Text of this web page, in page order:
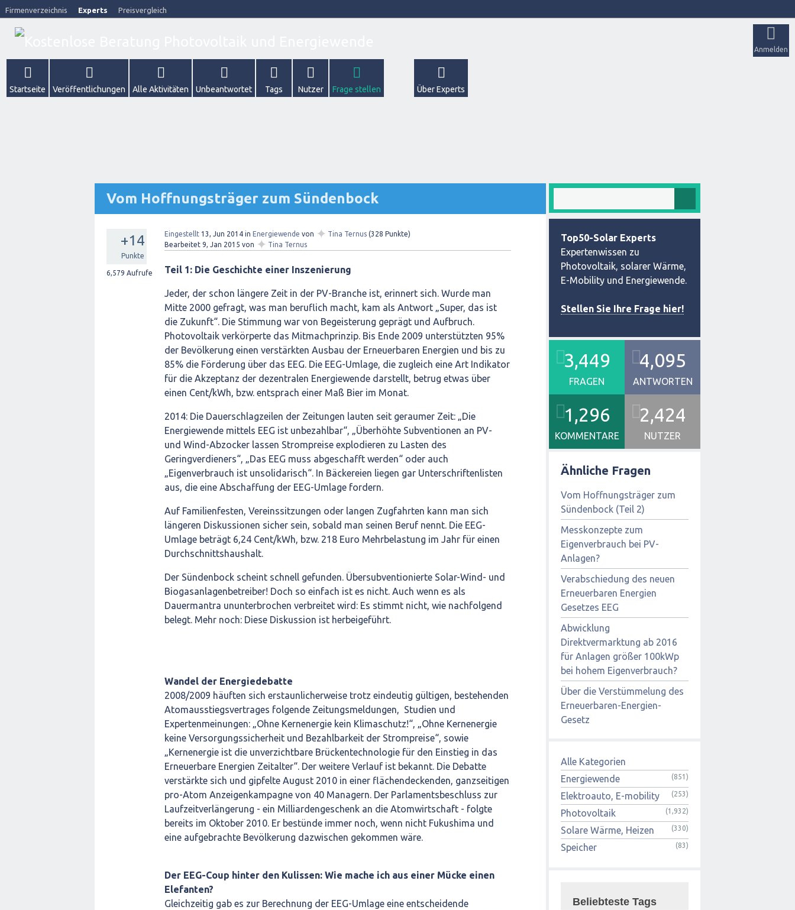
Firmenverzeichnis Experts Preisvergleich
Anmelden
Startseite Veröffentlichungen Alle Aktivitäten Unbeantwortet Tags Nutzer Frage stellen Über Experts
Vom Hoffnungsträger zum Sündenbock
+14
Punkte
6,579 Aufrufe
Eingestellt 13, Jun 2014 in Energiewende von ✦ Tina Ternus (328 Punkte)
Bearbeitet 9, Jan 2015 von ✦ Tina Ternus
Teil 1: Die Geschichte einer Inszenierung
Jeder, der schon längere Zeit in der PV-Branche ist, erinnert sich. Wurde man
Mitte 2000 gefragt, was man beruflich macht, kam als Antwort „Super, das ist
die Zukunft“. Die Stimmung war von Begeisterung geprägt und Aufbruch.
Photovoltaik verkörperte das Mitmachprinzip. Bis Ende 2009 unterstützten 95%
der Bevölkerung einen verstärkten Ausbau der Erneuerbaren Energien und bis zu
85% die Förderung über das EEG. Die EEG-Umlage, die zugleich eine Art Indikator
für die Akzeptanz der dezentralen Energiewende darstellt, betrug etwas über
einen Cent/kWh, bzw. entsprach einer Maß Bier im Monat.
2014: Die Dauerschlagzeilen der Zeitungen lauten seit geraumer Zeit: „Die
Energiewende mittels EEG ist unbezahlbar“, „Überhöhte Subventionen an PV-
und Wind-Abzocker lassen Strompreise explodieren zu Lasten des
Geringverdieners“, „Das EEG muss abgeschafft werden“ oder auch
„Eigenverbrauch ist unsolidarisch“. In Bäckereien liegen gar Unterschriftenlisten
aus, die eine Abschaffung der EEG-Umlage fordern.
Auf Familienfesten, Vereinssitzungen oder langen Zugfahrten kann man sich
längeren Diskussionen sicher sein, sobald man seinen Beruf nennt. Die EEG-
Umlage beträgt 6,24 Cent/kWh, bzw. 218 Euro Mehrbelastung im Jahr für einen
Durchschnittshaushalt.
Der Sündenbock scheint schnell gefunden. Übersubventionierte Solar-Wind- und
Biogasanlagenbetreiber! Doch so einfach ist es nicht. Auch wenn es als
Dauermantra ununterbrochen verbreitet wird: Es stimmt nicht, wie nachfolgend
belegt. Mehr noch: Diese Diskussion ist herbeigeführt.
Wandel der Energiedebatte
2008/2009 häuften sich erstaunlicherweise trotz eindeutig gültigen, bestehenden
Atomausstiegsvertrages folgende Zeitungsmeldungen, Studien und
Expertenmeinungen: „Ohne Kernenergie kein Klimaschutz!“, „Ohne Kernenergie
keine Versorgungssicherheit und Bezahlbarkeit der Strompreise“, sowie
„Kernenergie ist die unverzichtbare Brückentechnologie für den Einstieg in das
Erneuerbare Energien Zeitalter“. Der weitere Verlauf ist bekannt. Die Debatte
verstärkte sich und gipfelte August 2010 in einer flächendeckenden, ganzseitigen
pro-Atom Anzeigenkampagne von 40 Managern. Der Parlamentsbeschluss zur
Laufzeitverlängerung - ein Milliardengeschenk an die Atomwirtschaft - folgte
bereits im Oktober 2010. Er bestünde immer noch, wenn nicht Fukushima und
eine aufgebrachte Bevölkerung dazwischen gekommen wäre.
Der EEG-Coup hinter den Kulissen: Wie mache ich aus einer Mücke einen
Elefanten?
Gleichzeitig gab es zur Berechnung der EEG-Umlage eine entscheidende
Top50-Solar Experts
Expertenwissen zu
Photovoltaik, solarer Wärme,
E-Mobility und Energiewende.
Stellen Sie Ihre Frage hier!
3,449
FRAGEN
4,095
ANTWORTEN
1,296
KOMMENTARE
2,424
NUTZER
Ähnliche Fragen
Vom Hoffnungsträger zum
Sündenbock (Teil 2)
Messkonzepte zum
Eigenverbrauch bei PV-
Anlagen?
Verabschiedung des neuen
Erneuerbaren Energien
Gesetzes EEG
Abwicklung
Direktvermarktung ab 2016
für Anlagen größer 100kWp
bei hohem Eigenverbrauch?
Über die Verstümmelung des
Erneuerbaren-Energien-
Gesetz
Alle Kategorien
Energiewende
(851)
Elektroauto, E-mobility (253)
Photovoltaik (1,932)
Solare Wärme, Heizen (330)
Speicher (83)
Beliebteste Tags